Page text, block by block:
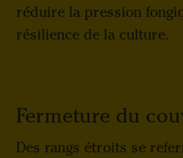
réduire la pression
résilience de la culture.
Fermeture du
Des rangs étroits se